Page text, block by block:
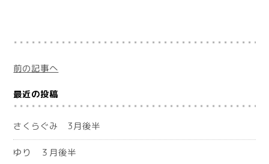
前の記事へ
最近の投稿
さくらぐみ 3月後半
ゆり ３月後半